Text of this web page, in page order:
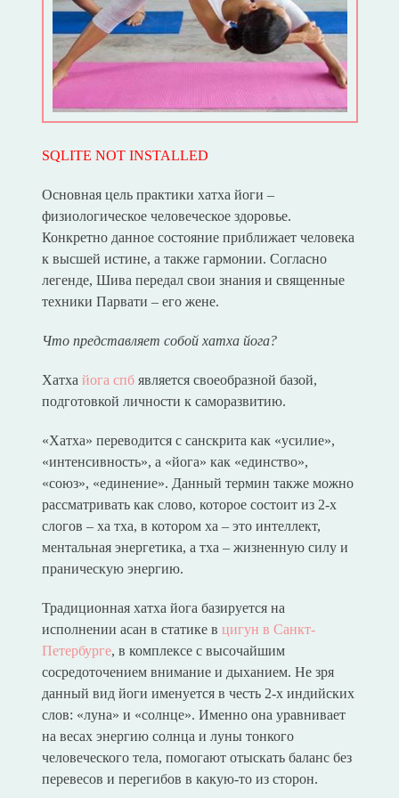
SQLITE NOT INSTALLED
Основная цель практики хатха йоги –
физиологическое человеческое здоровье.
Конкретно данное состояние приближает человека
к высшей истине, а также гармонии. Согласно
легенде, Шива передал свои знания и священные
техники Парвати – его жене.
Что представляет собой хатха йога?
Хатха йога спбявляется своеобразной базой,
подготовкой личности к саморазвитию.
«Хатха» переводится с санскрита как «усилие»,
«интенсивность», а «йога» как «единство»,
«союз», «единение». Данный термин также можно
рассматривать как слово, которое состоит из 2-х
слогов – ха тха, в котором ха – это интеллект,
ментальная энергетика, а тха – жизненную силу и
праническую энергию.
Традиционная хатха йога базируется на
исполнении асан в статике в цигун в Санкт-
Петербурге, в комплексе с высочайшим
сосредоточением внимание и дыханием. Не зря
данный вид йоги именуется в честь 2-х индийских
слов: «луна» и «солнце». Именно она уравнивает
на весах энергию солнца и луны тонкого
человеческого тела, помогают отыскать баланс без
перевесов и перегибов в какую-то из сторон.